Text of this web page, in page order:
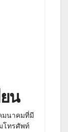
น
มนาคมที่มี
โทรศัพท์